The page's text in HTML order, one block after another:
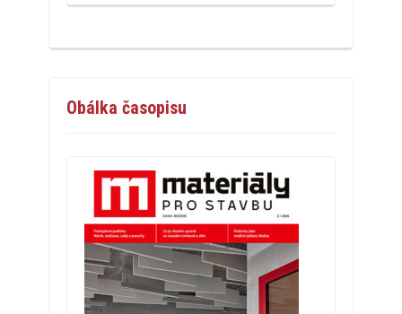
Obálka časopisu